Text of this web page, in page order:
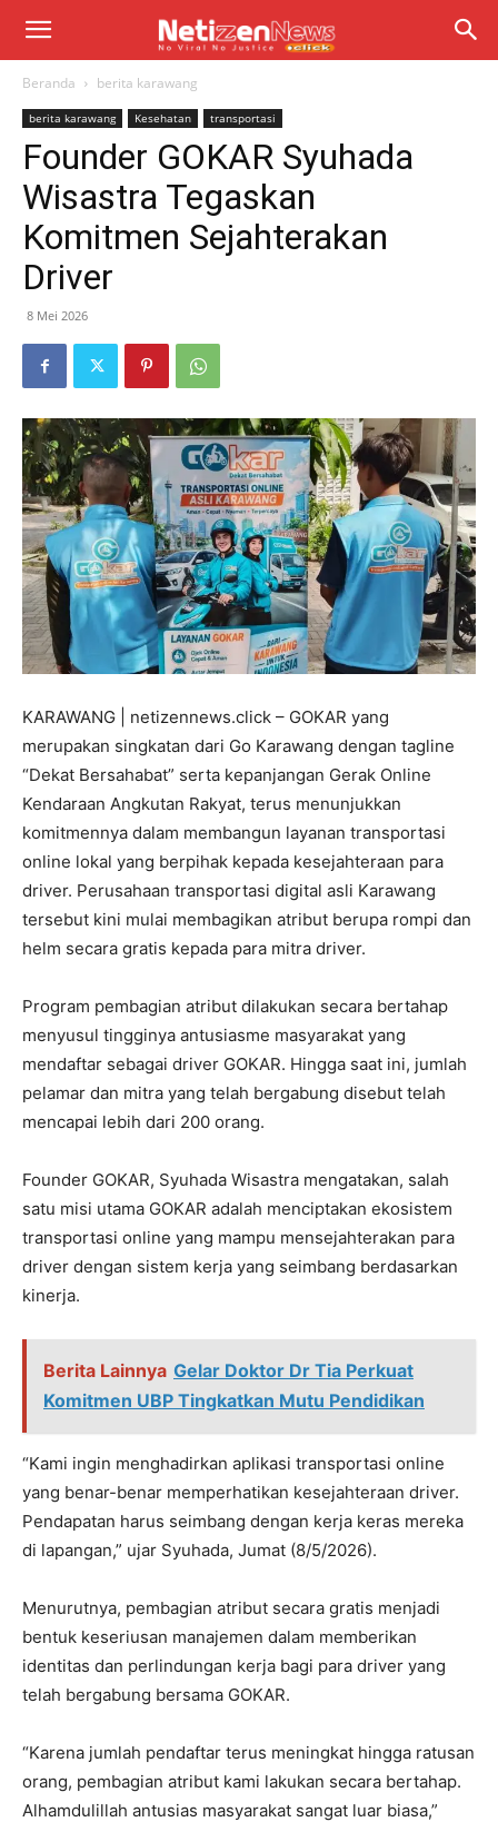
Beranda berita karawang
berita karawang Kesehatan transportasi
Founder GOKAR Syuhada
Wisastra Tegaskan
Komitmen Sejahterakan
Driver
8 Mei 2026
KARAWANG | netizennews.click – GOKAR⁠ yang
merupakan singkatan dari Go Karawang dengan tagline
“Dekat Bersahabat” serta kepanjangan Gerak Online
Kendaraan Angkutan Rakyat, terus menunjukkan
komitmennya dalam membangun layanan transportasi
online lokal yang berpihak kepada kesejahteraan para
driver. Perusahaan transportasi digital asli Karawang
tersebut kini mulai membagikan atribut berupa rompi dan
helm secara gratis kepada para mitra driver.
Program pembagian atribut dilakukan secara bertahap
menyusul tingginya antusiasme masyarakat yang
mendaftar sebagai driver GOKAR. Hingga saat ini, jumlah
pelamar dan mitra yang telah bergabung disebut telah
mencapai lebih dari 200 orang.
Founder GOKAR, Syuhada Wisastra mengatakan, salah
satu misi utama GOKAR adalah menciptakan ekosistem
transportasi online yang mampu mensejahterakan para
driver dengan sistem kerja yang seimbang berdasarkan
kinerja.
Berita Lainnya Gelar Doktor Dr Tia Perkuat
Komitmen UBP Tingkatkan Mutu Pendidikan
“Kami ingin menghadirkan aplikasi transportasi online
yang benar-benar memperhatikan kesejahteraan driver.
Pendapatan harus seimbang dengan kerja keras mereka
di lapangan,” ujar Syuhada, Jumat (8/5/2026).
Menurutnya, pembagian atribut secara gratis menjadi
bentuk keseriusan manajemen dalam memberikan
identitas dan perlindungan kerja bagi para driver yang
telah bergabung bersama GOKAR.
“Karena jumlah pendaftar terus meningkat hingga ratusan
orang, pembagian atribut kami lakukan secara bertahap.
Alhamdulillah antusias masyarakat sangat luar biasa,”